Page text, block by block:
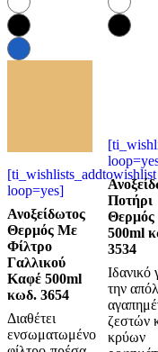
[ti_wishlists_addtowishlist
loop=yes]
Ανοξείδωτος
Θερμός Με
Φίλτρο
Γαλλικού
Καφέ 500ml
κωδ. 3654
Διαθέτει
ενσωματωμένο
Ποτήρι
Θερμός
500ml
3534
Ιδανικό
την
ζεστών
κρύων